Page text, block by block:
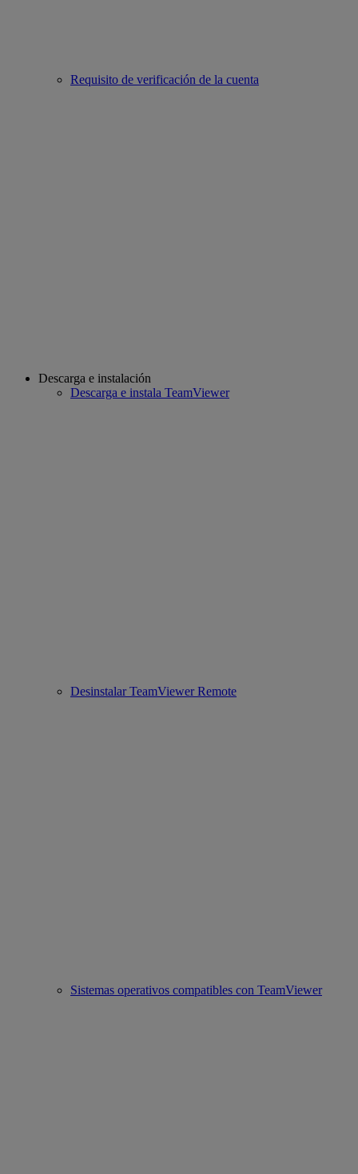
Requisito de verificación de la cuenta
Descarga e instalación
Descarga e instala TeamViewer
Desinstalar TeamViewer Remote
Sistemas operativos compatibles con TeamViewer